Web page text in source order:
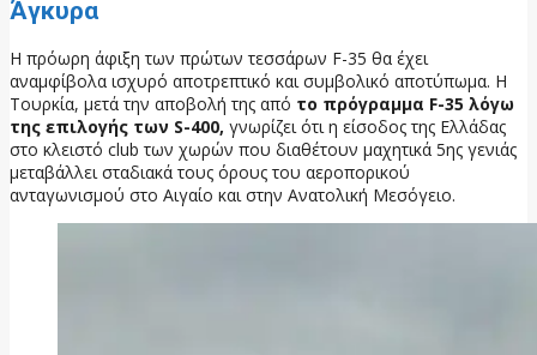
Άγκυρα
Η πρόωρη άφιξη των πρώτων τεσσάρων F-35 θα έχει
αναμφίβολα ισχυρό αποτρεπτικό και συμβολικό αποτύπωμα. Η
Τουρκία, μετά την αποβολή της από το πρόγραμμα F-35 λόγω
της επιλογής των S-400, γνωρίζει ότι η είσοδος της Ελλάδας
στο κλειστό club των χωρών που διαθέτουν μαχητικά 5ης γενιάς
μεταβάλλει σταδιακά τους όρους του αεροπορικού
ανταγωνισμού στο Αιγαίο και στην Ανατολική Μεσόγειο.